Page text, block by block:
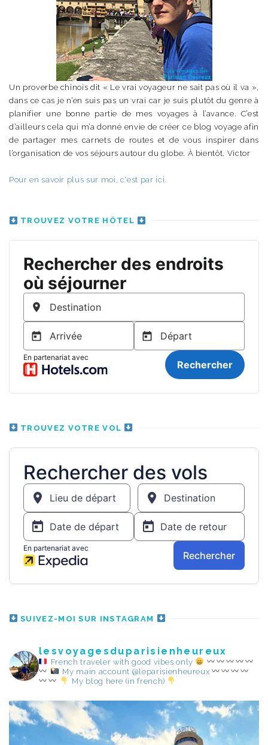
Un proverbe chinois dit « Le vrai voyageur ne sait pas où il va »,
dans ce cas je n’en suis pas un vrai car je suis plutôt du genre à
planifier une bonne partie de mes voyages à l’avance. C’est
d’ailleurs cela qui m’a donné envie de créer ce blog voyage afin
de partager mes carnets de routes et de vous inspirer dans
l’organisation de vos séjours autour du globe. À bientôt. Victor
Pour en savoir plus sur moi, c'est par ici.
TROUVEZ VOTRE HÔTEL
TROUVEZ VOTRE VOL
SUIVEZ-MOI SUR INSTAGRAM
lesvoyagesduparisienheureux
French traveler with good vibes only
My main account @leparisienheureux
My blog here (in french)